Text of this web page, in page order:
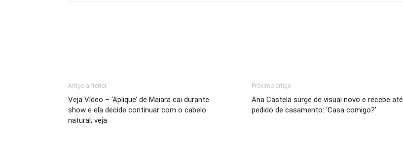
Artigo anterior
Veja Vídeo – ‘Aplique’ de Maiara cai durante
show e ela decide continuar com o cabelo
natural; veja
Próximo artigo
Ana Castela surge de visual novo e recebe até
pedido de casamento: ‘Casa comigo?’